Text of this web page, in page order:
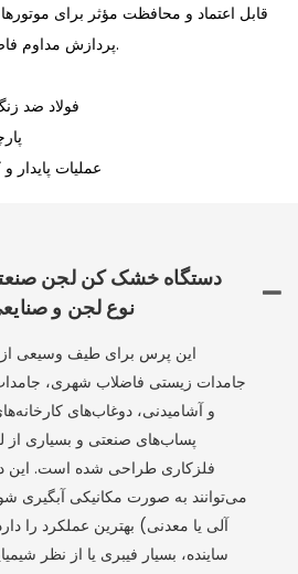
قابل اعتماد و محافظت مؤثر برای
پردازش مداوم فاضلاب و لجن را فراهم می‌کند.
◎ فولاد ضد
◎
◎ عملیات پایدار
دستگاه خشک کن لجن
نوع لجن و
این پرس برای طیف وسیعی از
جامدات زیستی فاضلاب شهری،
و آشامیدنی، دوغاب‌های
پساب‌های صنعتی و بسیاری
فلزکاری طراحی شده است. این
می‌توانند به صورت مکانیکی آبگیری
آلی یا معدنی) بهترین عملکرد را
ساینده، بسیار فیبری یا از نظر